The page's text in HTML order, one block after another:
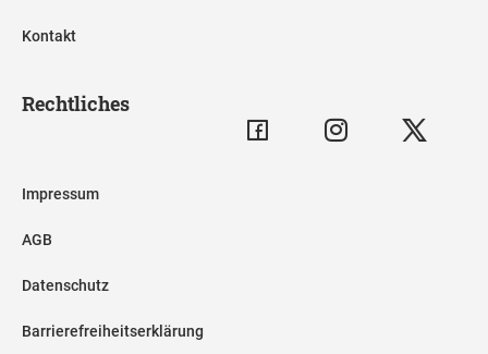
Kontakt
Rechtliches
Impressum
AGB
Datenschutz
Barrierefreiheitserklärung